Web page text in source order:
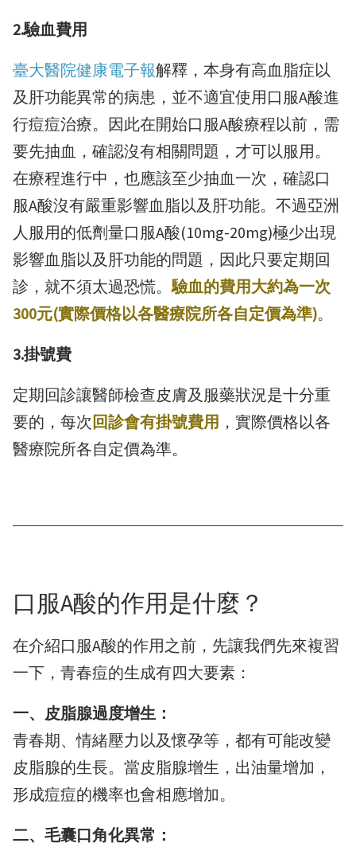
2.驗血費用
臺大醫院健康電子報解釋，本身有高血脂症以
及肝功能異常的病患，並不適宜使用口服A酸進
行痘痘治療。因此在開始口服A酸療程以前，需
要先抽血，確認沒有相關問題，才可以服用。
在療程進行中，也應該至少抽血一次，確認口
服A酸沒有嚴重影響血脂以及肝功能。不過亞洲
人服用的低劑量口服A酸(10mg-20mg)極少出現
影響血脂以及肝功能的問題，因此只要定期回
診，就不須太過恐慌。驗血的費用大約為一次
300元(實際價格以各醫療院所各自定價為準)。
3.掛號費
定期回診讓醫師檢查皮膚及服藥狀況是十分重
要的，每次回診會有掛號費用 ，實際價格以各
醫療院所各自定價為準。
口服A酸的作用是什麼？
在介紹口服A酸的作用之前，先讓我們先來複習
一下，青春痘的生成有四大要素：
一、皮脂腺過度增生：
青春期、情緒壓力以及懷孕等，都有可能改變
皮脂腺的生長。當皮脂腺增生，出油量增加，
形成痘痘的機率也會相應增加。
二、毛囊口角化異常：